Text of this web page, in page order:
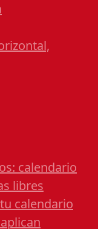
calendario
libres
calendario